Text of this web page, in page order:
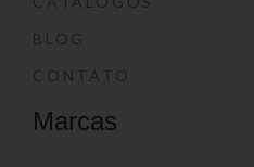
BLOG
CONTATO
Marcas